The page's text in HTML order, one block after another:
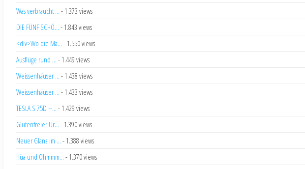
Was verbraucht ... - 1.373 views
DIE FÜNF SCHÖ... - 1.843 views
<div>Wo die Mä... - 1.550 views
Ausflüge rund ... - 1.449 views
Weissenhäuser ... - 1.438 views
Weissenhäuser ... - 1.433 views
TESLA S 75D –... - 1.429 views
Glutenfreier Ur... - 1.390 views
Neuer Glanz im ... - 1.388 views
Hüa und Ohmmm... - 1.370 views